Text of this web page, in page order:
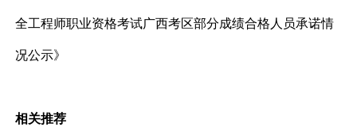
全工程师职业资格考试广西考区部分成绩合格人员承诺情
况公示》
相关推荐